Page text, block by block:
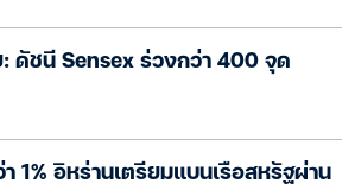
: ดัชนี Sensex ร่วงกว่า 400 จุด
1% อิหร่านเตรียมแบนเรือสหรัฐผ่าน